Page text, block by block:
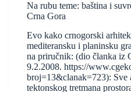
Na rubu teme: baština i
Crna Gora
Evo kako crnogorski
mediteransku i planinsku
na priručnik: (dio članka iz
9.2.2008. https://
broj=13&clanak=723):
tek­ton­skog tret­ma­na